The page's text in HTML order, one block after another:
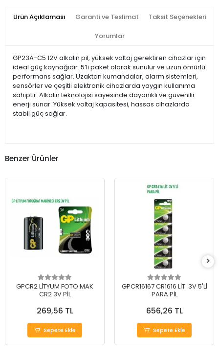
Ürün Açıklaması Garanti ve Teslimat Taksit Seçenekleri
Yorumlar
GP23A-C5 12V alkalin pil, yüksek voltaj gerektiren cihazlar için
ideal güç kaynağıdır. 5’li paket olarak sunulur ve uzun ömürlü
performans sağlar. Uzaktan kumandalar, alarm sistemleri,
sensörler ve çeşitli elektronik cihazlarda yaygın kullanıma
sahiptir. Alkalin teknolojisi sayesinde dayanıklı ve güvenilir
enerji sunar. Yüksek voltaj kapasitesi, hassas cihazlarda
stabil güç sağlar.
Benzer Ürünler
GPCR2 LİTYUM FOTO MAK
CR2 3V PİL
269,56 TL
Sepete Ekle
GPCR16167 CR1616 LİT. 3V 5'Lİ
PARA PİL
656,26 TL
Sepete Ekle